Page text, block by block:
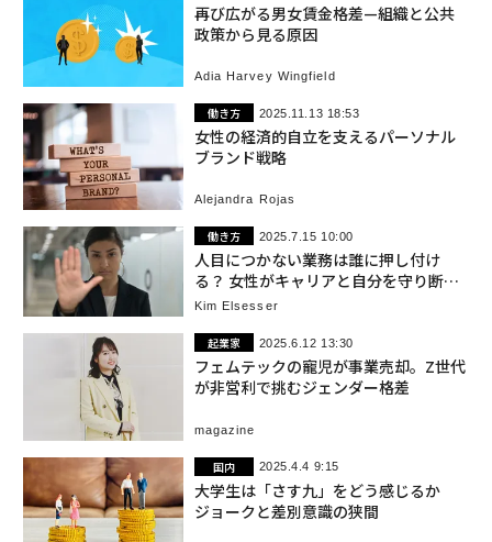
再び広がる男女賃金格差—組織と公共
政策から見る原因
Adia Harvey Wingfield
働き方 2025.11.13 18:53
女性の経済的自立を支えるパーソナル
ブランド戦略
Alejandra Rojas
働き方 2025.7.15 10:00
人目につかない業務は誰に押し付け
る？ 女性がキャリアと自分を守り断る
方法
Kim Elsesser
起業家 2025.6.12 13:30
フェムテックの寵児が事業売却。Z世代
が非営利で挑むジェンダー格差
magazine
国内 2025.4.4 9:15
大学生は「さす九」をどう感じるか
ジョークと差別意識の狭間